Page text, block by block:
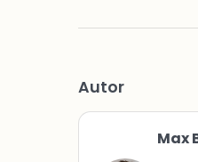
Autor
Max